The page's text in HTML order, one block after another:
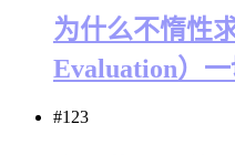
为什么不惰性
Evaluation）一
#123